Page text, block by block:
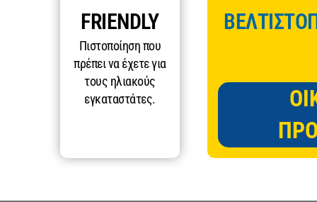
FRIENDLY
Πιστοποίηση που
πρέπει να έχετε για
τους ηλιακούς
εγκαταστάτες.